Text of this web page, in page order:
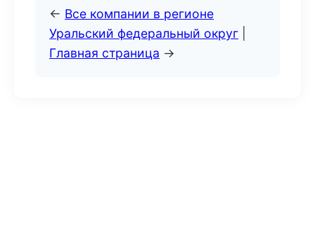
← Все компании в регионе
Уральский федеральный округ
Главная страница →